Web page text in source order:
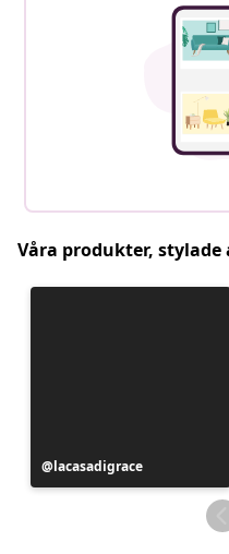
Våra produkter,
Inlägg
publicerat
lacasadigrace